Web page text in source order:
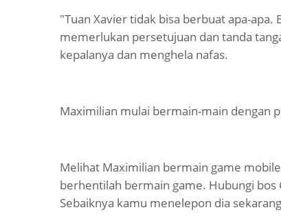
"Tuan Xavier tidak bisa berbuat apa-
memerlukan persetujuan dan tanda
kepalanya dan menghela nafas.
Maximilian mulai bermain-main dengan
Melihat Maximilian bermain game
berhentilah bermain game. Hubungi bos
Sebaiknya kamu menelepon dia